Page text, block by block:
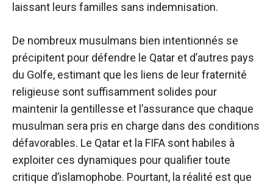
laissant leurs familles sans indemnisation.
De nombreux musulmans bien intentionnés se
précipitent pour défendre le Qatar et d’autres pays
du Golfe, estimant que les liens de leur fraternité
religieuse sont suffisamment solides pour
maintenir la gentillesse et l’assurance que chaque
musulman sera pris en charge dans des conditions
défavorables. Le Qatar et la FIFA sont habiles à
exploiter ces dynamiques pour qualifier toute
critique d’islamophobe. Pourtant, la réalité est que